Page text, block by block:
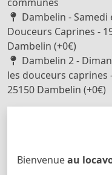
Dambelin - Samedi
Douceurs Caprines -
Dambelin (+0€)
Dambelin 2 -
les douceurs caprines
25150 Dambelin (+0€)
Bienvenueau